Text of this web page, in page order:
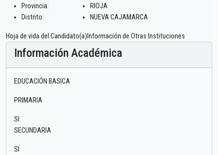
Provincia:
Distrito:
RIOJA
NUEVA CAJAMARCA
Hoja de vida del Candidato(a)Información de Otras Instituciones
Información Académica
EDUCACIÓN BASICA
PRIMARIA
SI
SECUNDARIA
SI